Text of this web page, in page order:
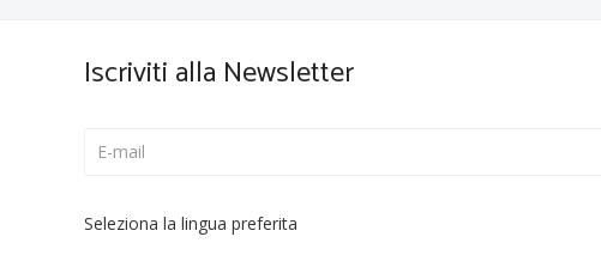
Iscriviti alla Newsletter
Seleziona la lingua preferita